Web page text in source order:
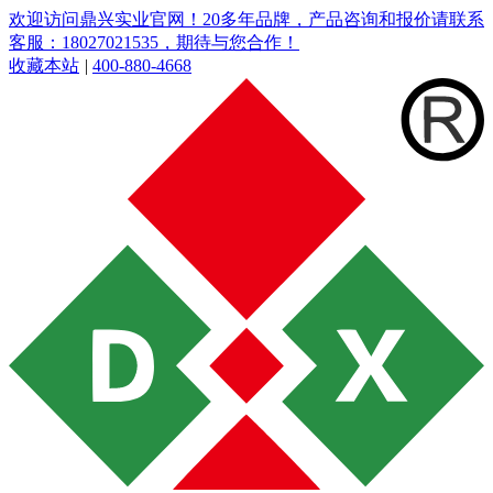
欢迎访问鼎兴实业官网！20多年品牌，产品咨询和报价请联系
客服：18027021535，期待与您合作！
收藏本站 | 400-880-4668